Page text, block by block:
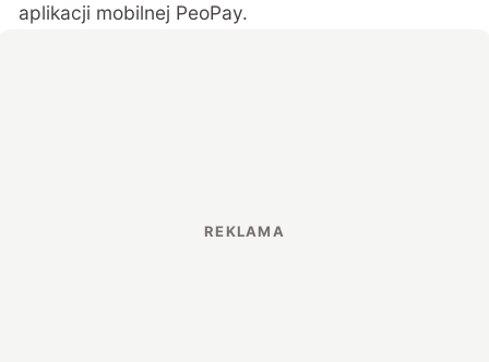
aplikacji mobilnej PeoPay.